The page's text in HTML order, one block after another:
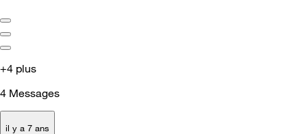
+4 plus
4 Messages
il y a 7 ans